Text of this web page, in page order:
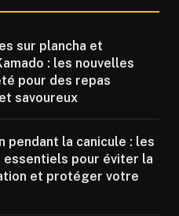
sur plancha et
: les nouvelles
pour des repas
savoureux
pendant la canicule : les
essentiels pour éviter la
et protéger votre